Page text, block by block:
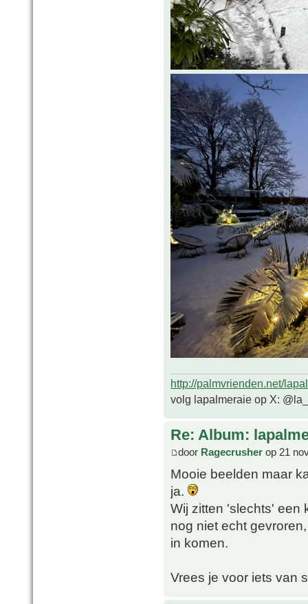
http://palmvrienden.net/
volg lapalmeraie op X:
Re: Album:
door Ragecrusher op 21
Mooie beelden maar
ja.
Wij zitten 'slechts' een
nog niet echt
in komen.
Vrees je voor iets van